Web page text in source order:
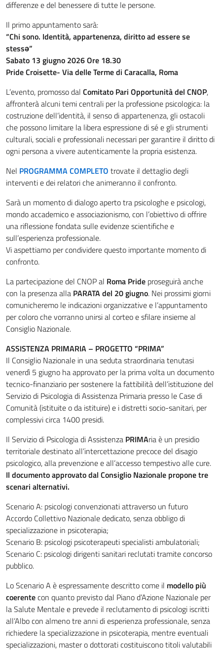
differenze e del benessere di tutte le persone.
Il primo appuntamento sarà:
“Chi sono. Identità, appartenenza, diritto ad essere se
stessə”
Sabato 13 giugno 2026 Ore 18.30
Pride Croisette- Via delle Terme di Caracalla, Roma
L’evento, promosso dal Comitato Pari Opportunità del CNOP,
affronterà alcuni temi centrali per la professione psicologica: la
costruzione dell’identità, il senso di appartenenza, gli ostacoli
che possono limitare la libera espressione di sé e gli strumenti
culturali, sociali e professionali necessari per garantire il diritto di
ogni persona a vivere autenticamente la propria esistenza.
Nel PROGRAMMA COMPLETO trovate il dettaglio degli
interventi e dei relatori che animeranno il confronto.
Sarà un momento di dialogo aperto tra psicologhe e psicologi,
mondo accademico e associazionismo, con l’obiettivo di offrire
una riflessione fondata sulle evidenze scientifiche e
sull’esperienza professionale.
Vi aspettiamo per condividere questo importante momento di
confronto.
La partecipazione del CNOP al Roma Pride proseguirà anche
con la presenza alla PARATA del 20 giugno. Nei prossimi giorni
comunicheremo le indicazioni organizzative e l’appuntamento
per coloro che vorranno unirsi al corteo e sfilare insieme al
Consiglio Nazionale.
ASSISTENZA PRIMARIA – PROGETTO “PRIMA”
Il Consiglio Nazionale in una seduta straordinaria tenutasi
venerdì 5 giugno ha approvato per la prima volta un documento
tecnico-finanziario per sostenere la fattibilità dell’istituzione del
Servizio di Psicologia di Assistenza Primaria presso le Case di
Comunità (istituite o da istituire) e i distretti socio-sanitari, per
complessivi circa 1400 presidi.
Il Servizio di Psicologia di Assistenza PRIMAria è un presidio
territoriale destinato all’intercettazione precoce del disagio
psicologico, alla prevenzione e all’accesso tempestivo alle cure.
Il documento approvato dal Consiglio Nazionale propone tre
scenari alternativi.
Scenario A: psicologi convenzionati attraverso un futuro
Accordo Collettivo Nazionale dedicato, senza obbligo di
specializzazione in psicoterapia;
Scenario B: psicologi psicoterapeuti specialisti ambulatoriali;
Scenario C: psicologi dirigenti sanitari reclutati tramite concorso
pubblico.
Lo Scenario A è espressamente descritto come il modello più
coerentecon quanto previsto dal Piano d’Azione Nazionale per
la Salute Mentale e prevede il reclutamento di psicologi iscritti
all’Albo con almeno tre anni di esperienza professionale, senza
richiedere la specializzazione in psicoterapia, mentre eventuali
specializzazioni, master o dottorati costituiscono titoli valutabili